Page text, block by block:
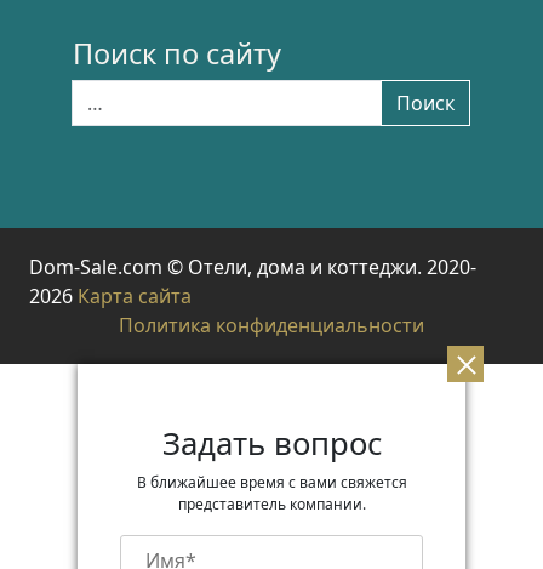
Поиск по сайту
Поиск
Dom-Sale.com © Отели, дома и коттеджи. 2020-
2026 Карта сайта
Политика конфиденциальности
Задать вопрос
В ближайшее время с вами свяжется
представитель компании.